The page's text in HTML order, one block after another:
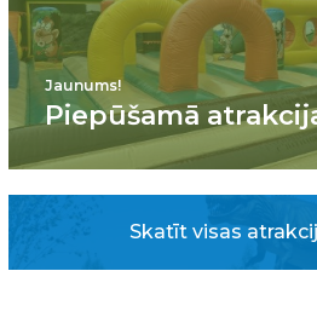
Jaunums!
Piepūšamā
Skatīt visas